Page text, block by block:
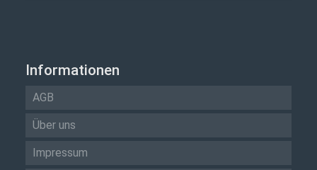
Informationen
AGB
Über uns
Impressum